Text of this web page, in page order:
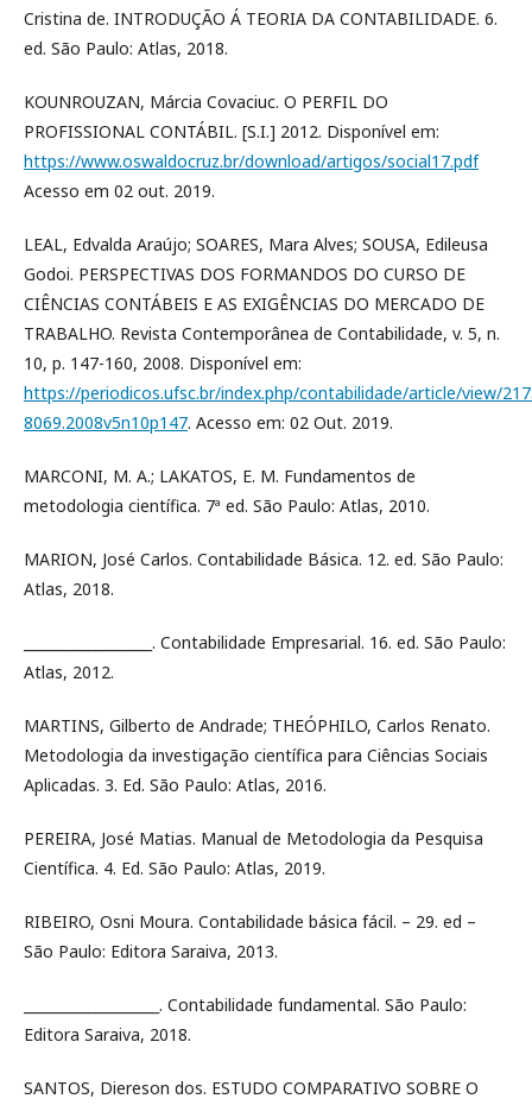
Cristina de. INTRODUÇÃO Á TEORIA DA CONTABILIDADE. 6.
ed. São Paulo: Atlas, 2018.
KOUNROUZAN, Márcia Covaciuc. O PERFIL DO
PROFISSIONAL CONTÁBIL. [S.I.] 2012. Disponível em:
https://www.oswaldocruz.br/download/artigos/social17.pdf
Acesso em 02 out. 2019.
LEAL, Edvalda Araújo; SOARES, Mara Alves; SOUSA, Edileusa
Godoi. PERSPECTIVAS DOS FORMANDOS DO CURSO DE
CIÊNCIAS CONTÁBEIS E AS EXIGÊNCIAS DO MERCADO DE
TRABALHO. Revista Contemporânea de Contabilidade, v. 5, n.
10, p. 147-160, 2008. Disponível em:
https://periodicos.ufsc.br/index.php/contabilidade/article/view/
8069.2008v5n10p147. Acesso em: 02 Out. 2019.
MARCONI, M. A.; LAKATOS, E. M. Fundamentos de
metodologia científica. 7ª ed. São Paulo: Atlas, 2010.
MARION, José Carlos. Contabilidade Básica. 12. ed. São Paulo:
Atlas, 2018.
__________________. Contabilidade Empresarial. 16. ed. São Paulo:
Atlas, 2012.
MARTINS, Gilberto de Andrade; THEÓPHILO, Carlos Renato.
Metodologia da investigação científica para Ciências Sociais
Aplicadas. 3. Ed. São Paulo: Atlas, 2016.
PEREIRA, José Matias. Manual de Metodologia da Pesquisa
Científica. 4. Ed. São Paulo: Atlas, 2019.
RIBEIRO, Osni Moura. Contabilidade básica fácil. – 29. ed –
São Paulo: Editora Saraiva, 2013.
___________________. Contabilidade fundamental. São Paulo:
Editora Saraiva, 2018.
SANTOS, Diereson dos. ESTUDO COMPARATIVO SOBRE O